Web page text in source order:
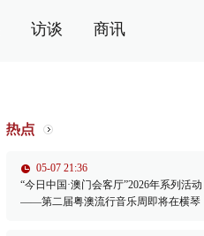
访谈 商讯
05-07 21:36
“今日中国·澳门会客厅”2026年系列活动
——第二届粤澳流行音乐周即将在横琴